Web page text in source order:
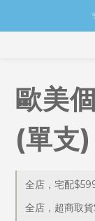
歐美
(單支)
全店，宅配
全店，超商取